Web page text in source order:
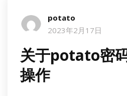
potato
2023年2月17日
关于potato密
操作